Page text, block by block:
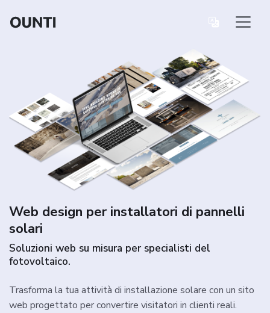
Web design per installatori di pannelli
solari
Soluzioni web su misura per specialisti del
fotovoltaico.
Trasforma la tua attività di installazione solare con un sito
web progettato per convertire visitatori in clienti reali.